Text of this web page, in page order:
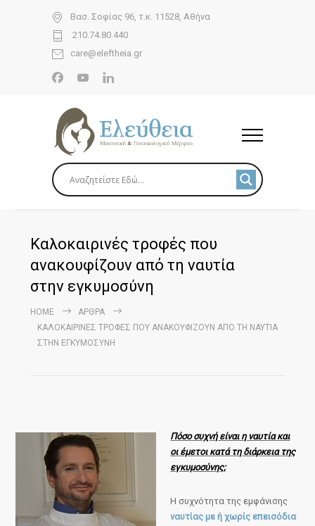
Βασ. Σοφίας 96, τ.κ. 11528, Αθήνα
210.74.80.440
care@eleftheia.gr
Καλοκαιρινές τροφές που
ανακουφίζουν από τη ναυτία
στην εγκυμοσύνη
HOME
ΆΡΘΡΑ
ΚΑΛΟΚΑΙΡΙΝΈΣ ΤΡΟΦΈΣ ΠΟΥ ΑΝΑΚΟΥΦΊΖΟΥΝ ΑΠΌ ΤΗ ΝΑΥΤΊΑ
ΣΤΗΝ ΕΓΚΥΜΟΣΎΝΗ
Πόσο συχνή είναι η ναυτία και
οι έμετοι κατά τη διάρκεια της
εγκυμοσύνης;
Η συχνότητα της εμφάνισης
ναυτίας με ή χωρίς επεισόδια